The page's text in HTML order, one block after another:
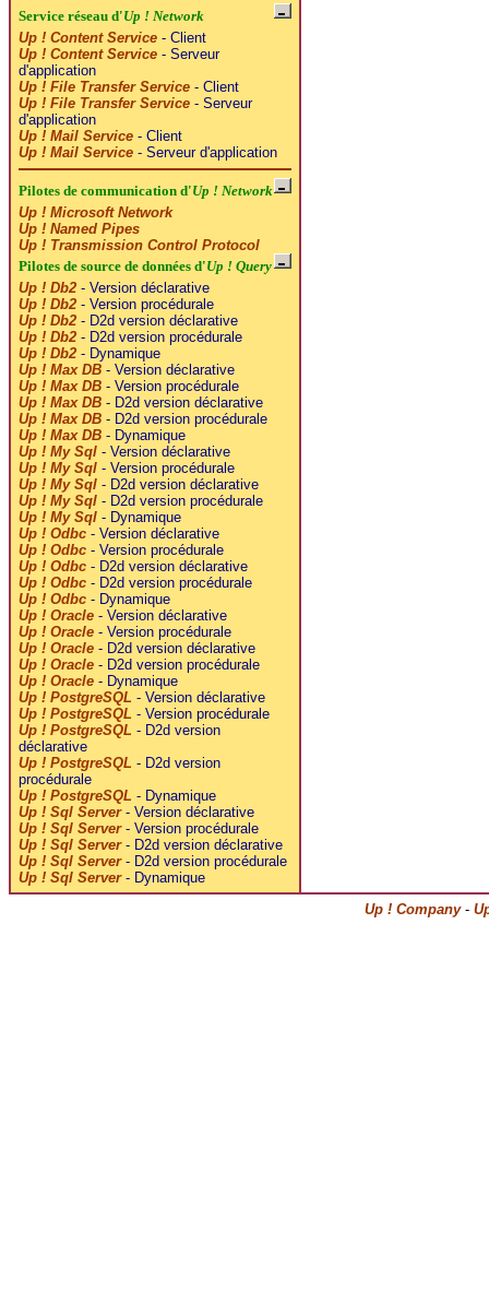
Service réseau d'Up ! Network
Up ! Content Service- Client
Up ! Content Service- Serveur
d'application
Up ! File Transfer Service- Client
Up ! File Transfer Service- Serveur
d'application
Up ! Mail Service- Client
Up ! Mail Service- Serveur d'application
Pilotes de communication d'Up ! Network
Up ! Microsoft Network
Up ! Named Pipes
Up ! Transmission Control Protocol
Pilotes de source de données d'Up ! Query
Up ! Db2- Version déclarative
Up ! Db2- Version procédurale
Up ! Db2- D2d version déclarative
Up ! Db2- D2d version procédurale
Up ! Db2- Dynamique
Up ! Max DB- Version déclarative
Up ! Max DB- Version procédurale
Up ! Max DB- D2d version déclarative
Up ! Max DB- D2d version procédurale
Up ! Max DB- Dynamique
Up ! My Sql- Version déclarative
Up ! My Sql- Version procédurale
Up ! My Sql- D2d version déclarative
Up ! My Sql- D2d version procédurale
Up ! My Sql- Dynamique
Up ! Odbc- Version déclarative
Up ! Odbc- Version procédurale
Up ! Odbc- D2d version déclarative
Up ! Odbc- D2d version procédurale
Up ! Odbc- Dynamique
Up ! Oracle- Version déclarative
Up ! Oracle- Version procédurale
Up ! Oracle- D2d version déclarative
Up ! Oracle- D2d version procédurale
Up ! Oracle- Dynamique
Up ! PostgreSQL - Version déclarative
Up ! PostgreSQL - Version procédurale
Up ! PostgreSQL - D2d version
déclarative
Up ! PostgreSQL - D2d version
procédurale
Up ! PostgreSQL - Dynamique
Up ! Sql Server- Version déclarative
Up ! Sql Server- Version procédurale
Up ! Sql Server- D2d version déclarative
Up ! Sql Server- D2d version procédurale
Up ! Sql Server- Dynamique
Up ! Company-